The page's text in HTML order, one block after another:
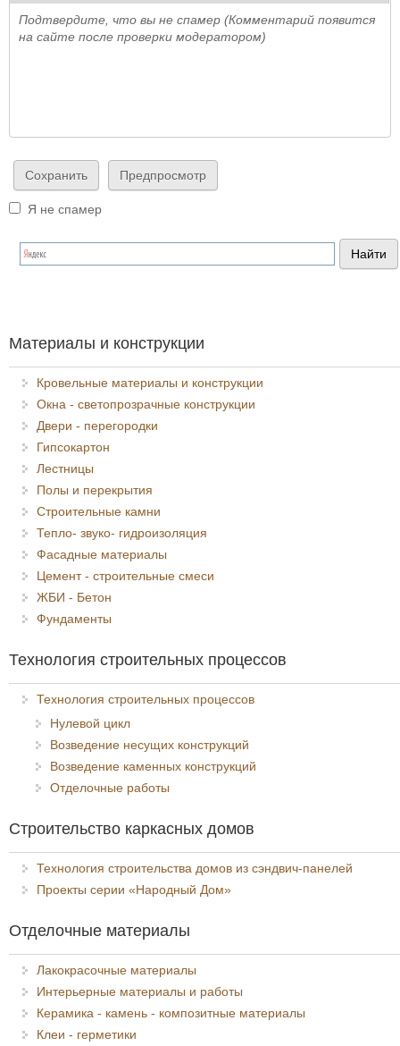
Подтвердите, что вы не спамер (Комментарий появится
на сайте после проверки модератором)
Я не спамер
Я спамер
Материалы и конструкции
Кровельные материалы и конструкции
Окна - светопрозрачные конструкции
Двери - перегородки
Гипсокартон
Лестницы
Полы и перекрытия
Строительные камни
Тепло- звуко- гидроизоляция
Фасадные материалы
Цемент - строительные смеси
ЖБИ - Бетон
Фундаменты
Технология строительных процессов
Технология строительных процессов
Нулевой цикл
Возведение несущих конструкций
Возведение каменных конструкций
Отделочные работы
Строительство каркасных домов
Технология строительства домов из сэндвич-панелей
Проекты серии «Народный Дом»
Отделочные материалы
Лакокрасочные материалы
Интерьерные материалы и работы
Керамика - камень - композитные материалы
Клеи - герметики